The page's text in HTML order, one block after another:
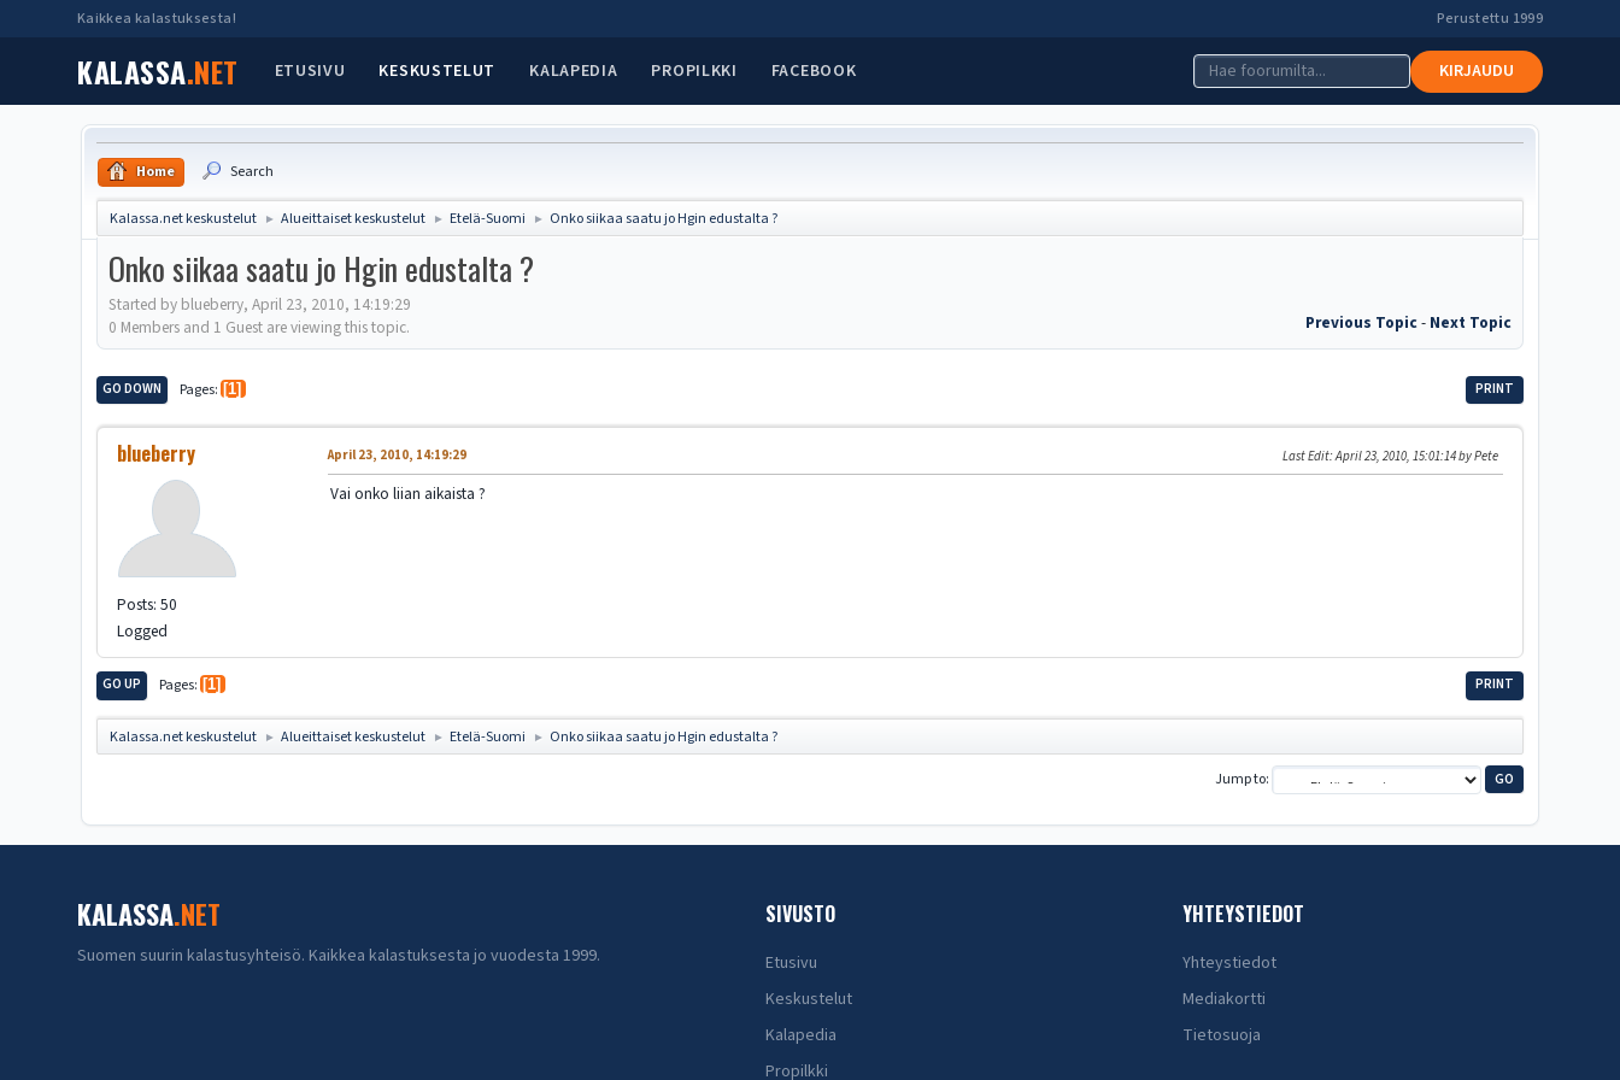
Kaikkea kalastuksesta! Perustettu 1999
KALASSA.NET ETUSIVU KESKUSTELUT KALAPEDIA PROPILKKI FACEBOOK KIRJAUDU
Home Search
Kalassa.net keskustelut ► Alueittaiset keskustelut ► Etelä-Suomi ► Onko siikaa saatu jo Hgin edustalta ?
Onko siikaa saatu jo Hgin edustalta ?
Started by blueberry, April 23, 2010, 14:19:29
Previous Topic- Next Topic
0 Members and 1 Guest are viewing this topic.
PRINT
GO DOWN Pages 1
blueberry
Posts: 50
Logged
April 23, 2010, 14:19:29 Last Edit: April 23, 2010, 15:01:14 by Pete
Vai onko liian aikaista ?
PRINT
GO UP Pages 1
Kalassa.net keskustelut ► Alueittaiset keskustelut ► Etelä-Suomi ► Onko siikaa saatu jo Hgin edustalta ?
Jump to
KALASSA.NET
Suomen suurin kalastusyhteisö. Kaikkea kalastuksesta jo vuodesta 1999.
SIVUSTO
Etusivu
Keskustelut
Kalapedia
Propilkki
YHTEYSTIEDOT
Yhteystiedot
Mediakortti
Tietosuoja